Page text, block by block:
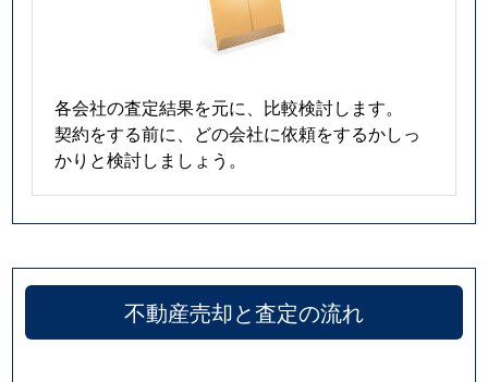
各会社の査定結果を元に、比較検討します。
契約をする前に、どの会社に依頼をするかしっ
かりと検討しましょう。
不動産売却と査定の流れ